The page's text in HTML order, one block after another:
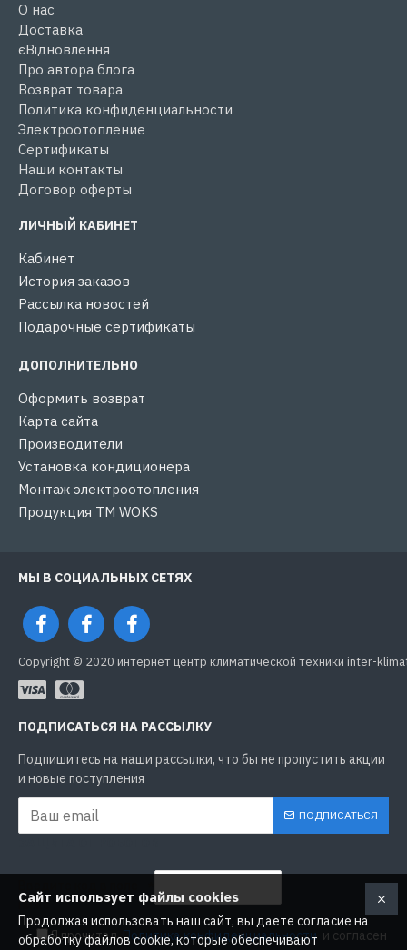
О нас
Доставка
єВідновлення
Про автора блога
Возврат товара
Политика конфиденциальности
Электроотопление
Сертификаты
Наши контакты
Договор оферты
ЛИЧНЫЙ КАБИНЕТ
Кабинет
История заказов
Рассылка новостей
Подарочные сертификаты
ДОПОЛНИТЕЛЬНО
Оформить возврат
Карта сайта
Производители
Установка кондиционера
Монтаж электроотопления
Продукция ТМ WOKS
МЫ В СОЦИАЛЬНЫХ СЕТЯХ
Copyright © 2020 интернет центр климатической техники inter-
ПОДПИСАТЬСЯ НА РАССЫЛКУ
Подпишитесь на наши рассылки, что бы не пропустить акции
и новые поступления
ПОДПИСАТЬСЯ
ниже
Я прочитал Политика конфиденциальности и согласен
Сайт использует файлы cookies
Продолжая использовать наш сайт, вы даете согласие на
обработку файлов cookie, которые обеспечивают